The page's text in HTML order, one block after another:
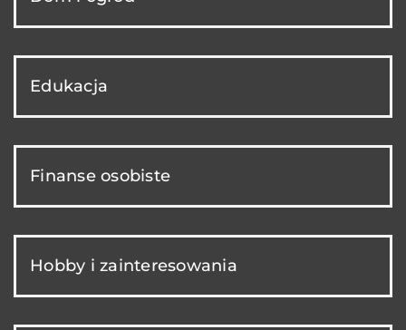
Edukacja
Finanse osobiste
Hobby i zainteresowania